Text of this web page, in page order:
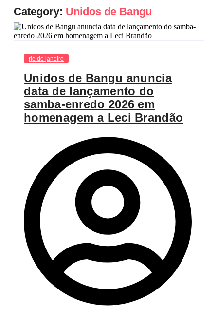
Category: Unidos de Bangu
rio de janeiro
Unidos de Bangu anuncia
data de lançamento do
samba-enredo 2026 em
homenagem a Leci Brandão